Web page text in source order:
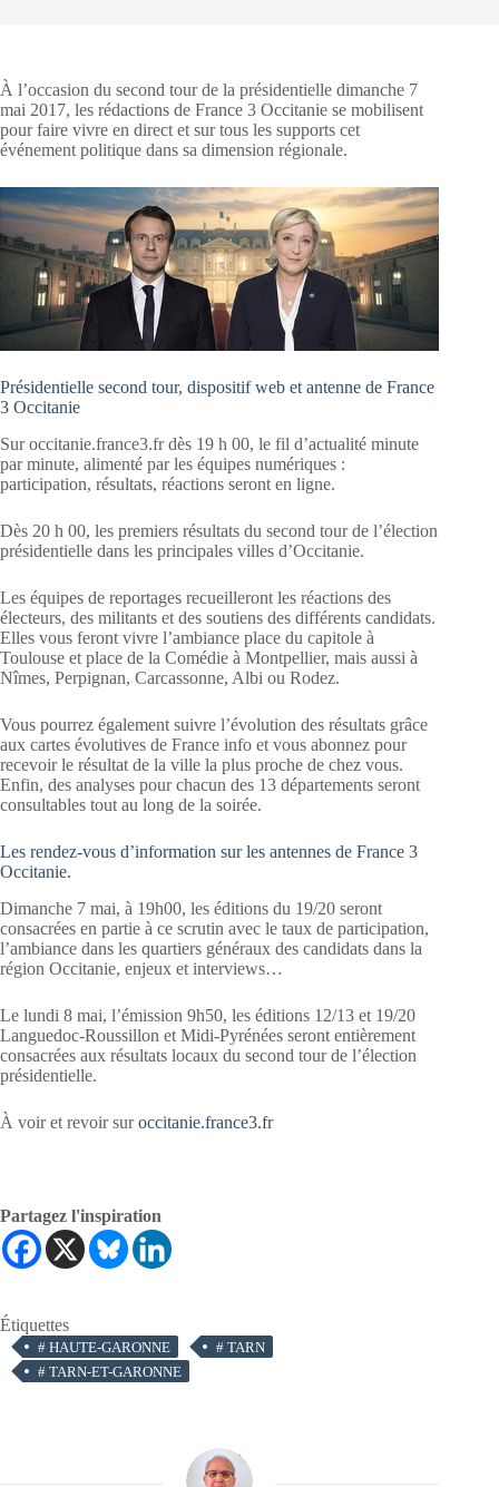
À l’occasion du second tour de la présidentielle dimanche 7
mai 2017, les rédactions de France 3 Occitanie se mobilisent
pour faire vivre en direct et sur tous les supports cet
événement politique dans sa dimension régionale.
Présidentielle second tour, dispositif web et antenne de France
3 Occitanie
Sur occitanie.france3.fr dès 19 h 00, le fil d’actualité minute
par minute, alimenté par les équipes numériques :
participation, résultats, réactions seront en ligne.
Dès 20 h 00, les premiers résultats du second tour de l’élection
présidentielle dans les principales villes d’Occitanie.
Les équipes de reportages recueilleront les réactions des
électeurs, des militants et des soutiens des différents candidats.
Elles vous feront vivre l’ambiance place du capitole à
Toulouse et place de la Comédie à Montpellier, mais aussi à
Nîmes, Perpignan, Carcassonne, Albi ou Rodez.
Vous pourrez également suivre l’évolution des résultats grâce
aux cartes évolutives de France info et vous abonnez pour
recevoir le résultat de la ville la plus proche de chez vous.
Enfin, des analyses pour chacun des 13 départements seront
consultables tout au long de la soirée.
Les rendez-vous d’information sur les antennes de France 3
Occitanie.
Dimanche 7 mai, à 19h00, les éditions du 19/20 seront
consacrées en partie à ce scrutin avec le taux de participation,
l’ambiance dans les quartiers généraux des candidats dans la
région Occitanie, enjeux et interviews…
Le lundi 8 mai, l’émission 9h50, les éditions 12/13 et 19/20
Languedoc-Roussillon et Midi-Pyrénées seront entièrement
consacrées aux résultats locaux du second tour de l’élection
présidentielle.
À voir et revoir suroccitanie.france3.fr
Partagez l'inspiration
Étiquettes
# HAUTE-GARONNE # TARN
# TARN-ET-GARONNE